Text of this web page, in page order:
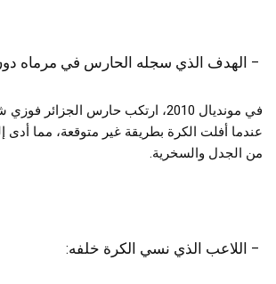
– الهدف الذي سجله الحارس في مرماه
في مونديال 2010، ارتكب حارس
عندما أفلت الكرة بطريقة غير متوقعة، مما أدى
من الجدل والسخرية.
– اللاعب الذي نسي الكرة خلفه: